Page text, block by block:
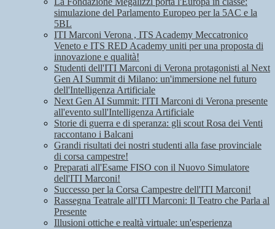
simulazione del Parlamento Europeo per la 5AC e la
5BL
ITI Marconi Verona , ITS Academy Meccatronico
Veneto e ITS RED Academy uniti per una proposta di
innovazione e qualità!
Studenti dell'ITI Marconi di Verona protagonisti al Next
Gen AI Summit di Milano: un'immersione nel futuro
dell'Intelligenza Artificiale
Next Gen AI Summit: l'ITI Marconi di Verona presente
all'evento sull'Intelligenza Artificiale
Storie di guerra e di speranza: gli scout Rosa dei Venti
raccontano i Balcani
Grandi risultati dei nostri studenti alla fase provinciale
di corsa campestre!
Preparati all'Esame FISO con il Nuovo Simulatore
dell'ITI Marconi!
Successo per la Corsa Campestre dell'ITI Marconi!
Rassegna Teatrale all'ITI Marconi: Il Teatro che Parla al
Presente
Illusioni ottiche e realtà virtuale: un'esperienza